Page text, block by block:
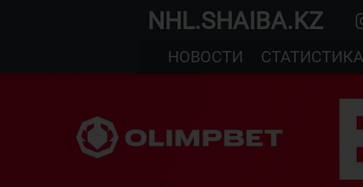
NHL.SHAIBA.KZ
НОВОСТИ
СТАТИСТИКА